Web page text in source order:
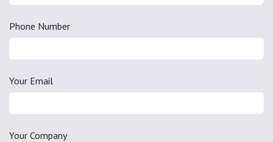
Phone Number
Your Email
Your Company